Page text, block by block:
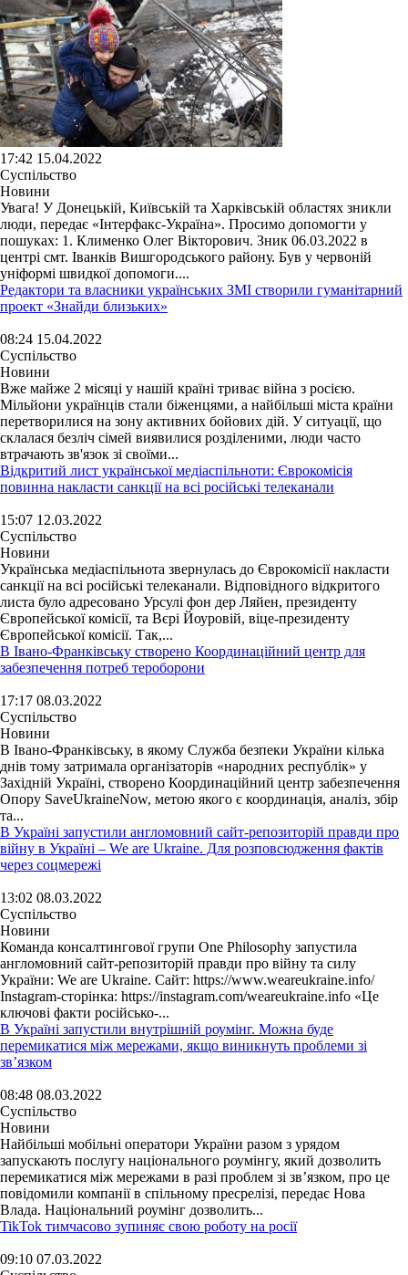
17:42 15.04.2022
Суспільство
Новини
Увага! У Донецькій, Київській та Харківській областях зникли
люди, передає «Інтерфакс-Україна». Просимо допомогти у
пошуках: 1. Клименко Олег Вікторович. Зник 06.03.2022 в
центрі смт. Іванків Вишгородського району. Був у червоній
уніформі швидкої допомоги....
Редактори та власники українських ЗМІ створили гуманітарний
проект «Знайди близьких»
08:24 15.04.2022
Суспільство
Новини
Вже майже 2 місяці у нашій країні триває війна з росією.
Мільйони українців стали біженцями, а найбільші міста країни
перетворилися на зону активних бойових дій. У ситуації, що
склалася безліч сімей виявилися розділеними, люди часто
втрачають зв'язок зі своїми...
Відкритий лист української медіаспільноти: Єврокомісія
повинна накласти санкції на всі російські телеканали
15:07 12.03.2022
Суспільство
Новини
Українська медіаспільнота звернулась до Єврокомісії накласти
санкції на всі російські телеканали. Відповідного відкритого
листа було адресовано Урсулі фон дер Ляйен, президенту
Європейської комісії, та Вєрі Йоуровій, віце-президенту
Європейської комісії. Так,...
В Івано-Франківську створено Координаційний центр для
забезпечення потреб тероборони
17:17 08.03.2022
Суспільство
Новини
В Івано-Франківську, в якому Служба безпеки України кілька
днів тому затримала організаторів «народних республік» у
Західній Україні, створено Координаційний центр забезпечення
Опору SaveUkraineNow, метою якого є координація, аналіз, збір
та...
В Україні запустили англомовний сайт-репозиторій правди про
війну в Україні – We are Ukraine. Для розповсюдження фактів
через соцмережі
13:02 08.03.2022
Суспільство
Новини
Команда консалтингової групи One Philosophy запустила
англомовний сайт-репозиторій правди про війну та силу
України: We are Ukraine. Cайт: https://www.weareukraine.info/
Instagram-сторінка: https://instagram.com/weareukraine.info «Це
ключові факти російсько-...
В Україні запустили внутрішній роумінг. Можна буде
перемикатися між мережами, якщо виникнуть проблеми зі
зв’язком
08:48 08.03.2022
Суспільство
Новини
Найбільші мобільні оператори України разом з урядом
запускають послугу національного роумінгу, який дозволить
перемикатися між мережами в разі проблем зі зв’язком, про це
повідомили компанії в спільному пресрелізі, передає Нова
Влада. Національний роумінг дозволить...
TikTok тимчасово зупиняє свою роботу на росії
09:10 07.03.2022